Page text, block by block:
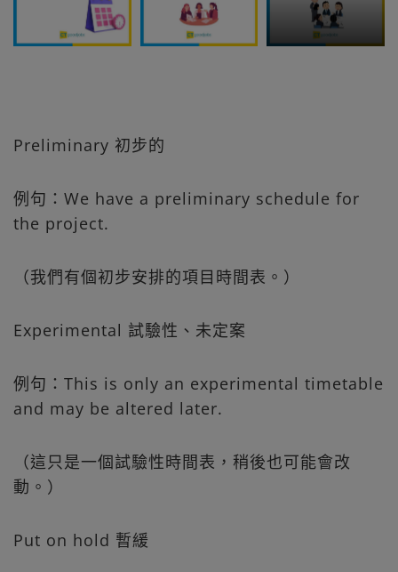
Preliminary 初步的
例句：We have a preliminary schedule for
the project.
（我們有個初步安排的項目時間表。）
Experimental 試驗性、未定案
例句：This is only an experimental timetable
and may be altered later.
（這只是一個試驗性時間表，稍後也可能會改
動。）
Put on hold 暫緩